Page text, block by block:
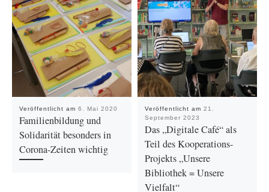
Veröffentlicht am 6. Mai 2020
Familienbildung und
Solidarität besonders in
Corona-Zeiten wichtig
Veröffentlicht am 21.
September 2023
Das „Digitale Café“ als
Teil des Kooperations-
Projekts „Unsere
Bibliothek = Unsere
Vielfalt“